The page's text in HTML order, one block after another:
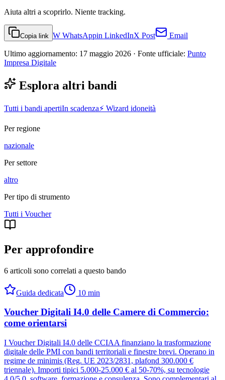
Aiuta altri a scoprirlo. Niente tracking.
Copia link W WhatsAppin LinkedInX Post Email
Ultimo aggiornamento: 17 maggio 2026 · Fonte ufficiale: Punto
Impresa Digitale
Esplora altri bandi
Tutti i bandi apertiIn scadenza⚡ Wizard idoneità
Per regione
nazionale
Per settore
altro
Per tipo di strumento
Tutti i Voucher
Per approfondire
6 articoli sono correlati a questo bando
Guida dedicata 10 min
Voucher Digitali I4.0 delle Camere di Commercio:
come orientarsi
I Voucher Digitali I4.0 delle CCIAA finanziano la trasformazione
digitale delle PMI con bandi territoriali e finestre brevi. Operano in
regime de minimis (Reg. UE 2023/2831, plafond 300.000 €
triennale). Importi tipici 5.000-25.000 € al 50-70%, su tecnologie